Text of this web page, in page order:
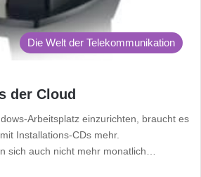
Die Welt der Telekommunikation
der Cloud
Arbeitsplatz einzurichten, braucht es
Installations-CDs mehr.
sich auch nicht mehr monatlich…